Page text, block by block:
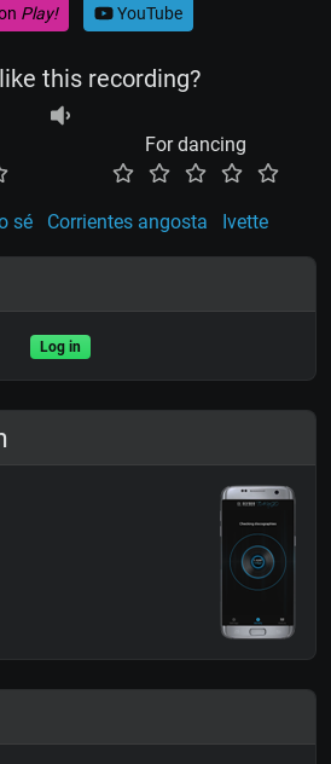
Play! YouTube
this recording?
For dancing
sé Corrientes angosta Ivette
Log in